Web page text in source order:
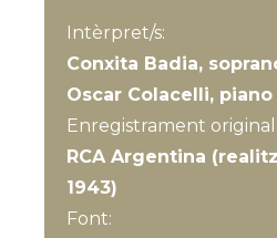
Intèrpret/s:
Conxita Badia,
Oscar Colacelli, piano
Enregistrament original:
RCA Argentina
1943)
Font: